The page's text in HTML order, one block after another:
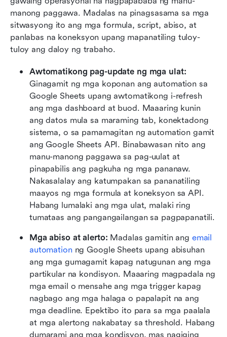
manong paggawa. Madalas na pinagsasama sa mga
sitwasyong ito ang mga formula, script, abiso, at
panlabas na koneksyon upang mapanatiling tuloy-
tuloy ang daloy ng trabaho.
Awtomatikong pag-update ng mga ulat:
Ginagamit ng mga koponan ang automation sa
Google Sheets upang awtomatikong i-refresh
ang mga dashboard at buod. Maaaring kunin
ang datos mula sa maraming tab, konektadong
sistema, o sa pamamagitan ng automation gamit
ang Google Sheets API. Binabawasan nito ang
manu-manong paggawa sa pag-uulat at
pinapabilis ang pagkuha ng mga pananaw.
Nakasalalay ang katumpakan sa pananatiling
maayos ng mga formula at koneksyon sa API.
Habang lumalaki ang mga ulat, malaki ring
tumataas ang pangangailangan sa pagpapanatili.
Mga abiso at alerto: Madalas gamitin ang email
automation ng Google Sheets upang abisuhan
ang mga gumagamit kapag natugunan ang mga
partikular na kondisyon. Maaaring magpadala ng
mga email o mensahe ang mga trigger kapag
nagbago ang mga halaga o papalapit na ang
mga deadline. Epektibo ito para sa mga paalala
at mga alertong nakabatay sa threshold. Habang
dumarami ang mga kondisyon, mas nagiging